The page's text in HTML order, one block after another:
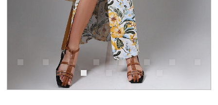
ЧАСТО ЗАДАВАЕМЫЕ ВОПРОСЫ